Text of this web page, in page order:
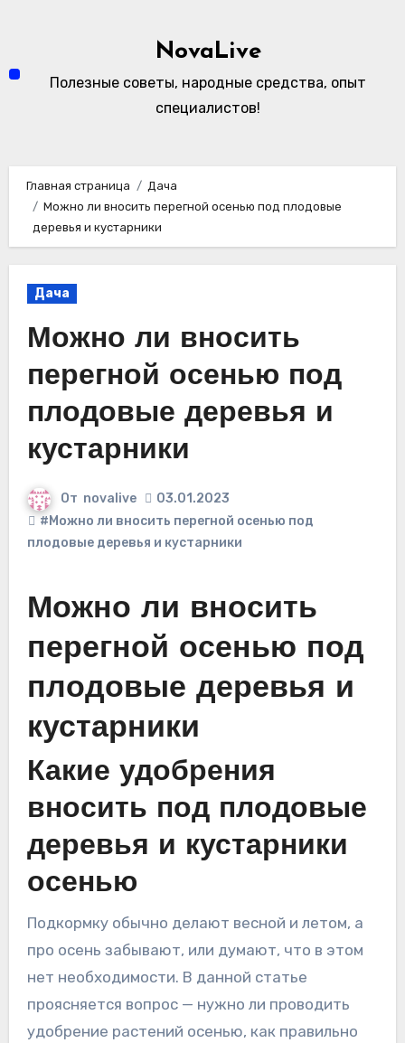
NovaLive
Полезные советы, народные средства, опыт
специалистов!
Главная страница
Дача
Можно ли вносить перегной осенью под плодовые
деревья и кустарники
Дача
Можно ли вносить
перегной осенью под
плодовые деревья и
кустарники
От novalive
03.01.2023
#Можно ли вносить перегной осенью под
плодовые деревья и кустарники
Можно ли вносить
перегной осенью под
плодовые деревья и
кустарники
Какие удобрения
вносить под плодовые
деревья и кустарники
осенью
Подкормку обычно делают весной и летом, а
про осень забывают, или думают, что в этом
нет необходимости. В данной статье
проясняется вопрос — нужно ли проводить
удобрение растений осенью, как правильно